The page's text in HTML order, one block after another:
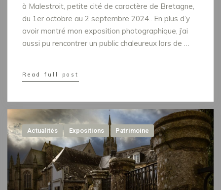
à Malestroit, petite cité de caractère de Bretagne,
du 1er octobre au 2 septembre 2024.. En plus d’y
avoir montré mon exposition photographique, j’ai
aussi pu rencontrer un public chaleureux lors de …
Read full post
Actualités Expositions Patrimoine